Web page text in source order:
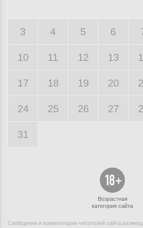
3 4 5 6
10 11 12 13
17 18 19 20
24 25 26 27
31
Возрастная
категория сайта
Сообщения и комментарии читателей сайта